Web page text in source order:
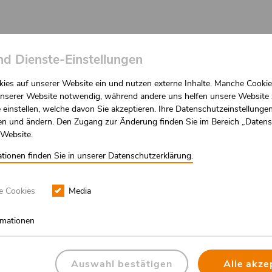
Dienste-Einstellungen
auf unserer Website ein und nutzen externe Inhalte. Manche
Website notwendig, während andere uns helfen unsere Website
einstellen, welche davon Sie akzeptieren. Ihre
und ändern. Den Zugang zur Änderung finden Sie im Bereich
finden Sie in unserer Datenschutzerklärung.
Cookies Media
Auswahl bestätigen Alle
Für Angehörige Für Arbeitgeber &
WAS